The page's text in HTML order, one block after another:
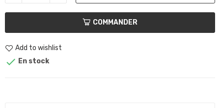
COMMANDER
Add to wishlist
 En stock